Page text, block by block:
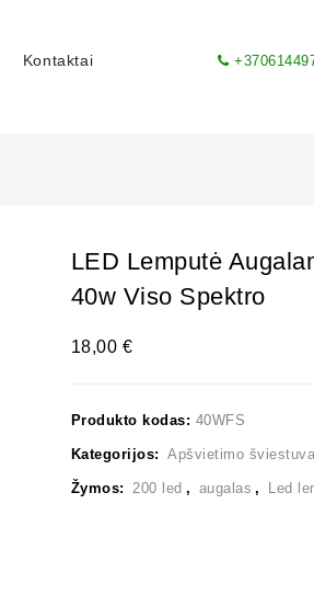
Kontaktai
LED Lemputė
40w Viso Spektro
18,00€
Produkto kodas: 40WFS
Kategorijos: Apšvietimo
Žymos: 200 led , augalas , Led